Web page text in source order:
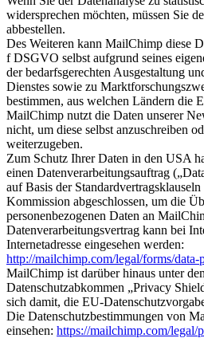
widersprechen möchten, müssen Sie
abbestellen.
Des Weiteren kann MailChimp diese
f DSGVO selbst aufgrund seines
der bedarfsgerechten Ausgestaltung
Dienstes sowie zu
bestimmen, aus welchen Ländern die
MailChimp nutzt die Daten unserer
nicht, um diese selbst anzuschreiben
weiterzugeben.
Zum Schutz Ihrer Daten in den USA
einen Datenverarbeitungsauftrag
auf Basis der
Kommission abgeschlossen, um die
personenbezogenen Daten an
Datenverarbeitungsvertrag kann bei
Internetadresse eingesehen werden:
http://mailchimp.com/legal/forms/data-
MailChimp ist darüber hinaus unter
Datenschutzabkommen „Privacy
sich damit, die EU-
Die Datenschutzbestimmungen von
einsehen: https://mailchimp.com/legal/